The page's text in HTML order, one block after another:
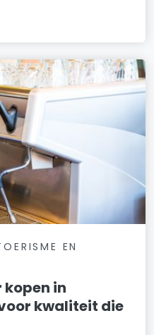
EN
in
kwaliteit die